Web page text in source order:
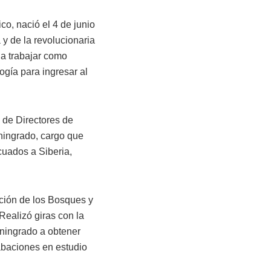
nació el 4 de junio
de la revolucionaria
trabajar como
para ingresar al
Directores de
cargo que
a Siberia,
de los Bosques y
giras con la
a obtener
en estudio